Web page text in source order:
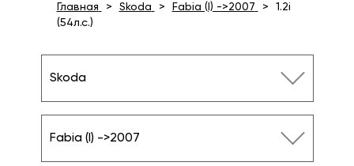
Главная Skoda Fabia (I) ->2007
1.2i
(54л.с.)
Skoda
Fabia (I) ->2007